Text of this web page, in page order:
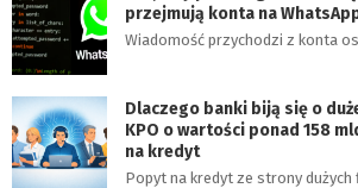
przejmują konta na
Wiadomość przychodzi z konta
Dlaczego banki biją się o
KPO o wartości ponad 158
na kredyt
Popyt na kredyt ze strony dużych